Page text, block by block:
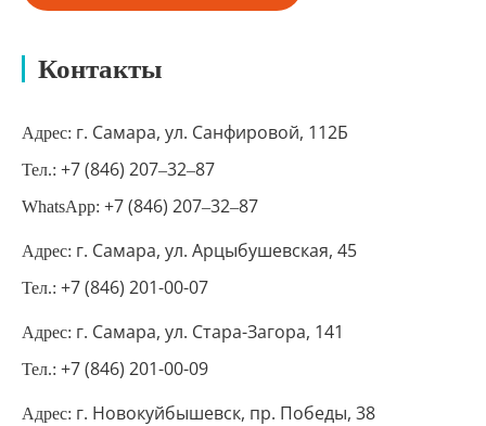
Контакты
Адрес: г. Самара, ул. Санфировой, 112Б
Тел.: +7 (846) 207‒32‒87
WhatsApp: +7 (846) 207‒32‒87
Адрес: г. Самара, ул. Арцыбушевская, 45
Тел.: +7 (846) 201-00-07
Адрес: г. Самара, ул. Стара-Загора, 141
Тел.: +7 (846) 201-00-09
Адрес: г. Новокуйбышевск, пр. Победы, 38